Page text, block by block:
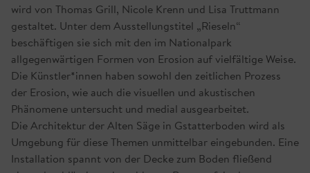
wird von Thomas Grill, Nicole Krenn und Lisa Truttmann
gestaltet. Unter dem Ausstellungstitel „Rieseln“
beschäftigen sie sich mit den im Nationalpark
allgegenwärtigen Formen von Erosion auf vielfältige Weise.
Die Künstler*innen haben sowohl den zeitlichen Prozess
der Erosion, wie auch die visuellen und akustischen
Phänomene untersucht und medial ausgearbeitet.
Die Architektur der Alten Säge in Gstatterboden wird als
Umgebung für diese Themen unmittelbar eingebunden. Eine
Installation spannt von der Decke zum Boden fließend